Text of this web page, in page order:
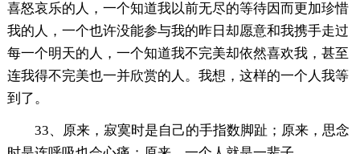
喜怒哀乐的人，一个知道我以前无尽的等待因而更加珍惜
我的人，一个也许没能参与我的昨日却愿意和我携手走过
每一个明天的人，一个知道我不完美却依然喜欢我，甚至
连我得不完美也一并欣赏的人。我想，这样的一个人我等
到了。
33、原来，寂寞时是自己的手指数脚趾；原来，思念